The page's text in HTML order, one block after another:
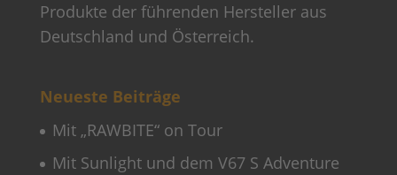
Produkte der führenden Hersteller aus
Deutschland und Österreich.
Neueste Beiträge
Mit „RAWBITE“ on Tour
Mit Sunlight und dem V67 S Adventure